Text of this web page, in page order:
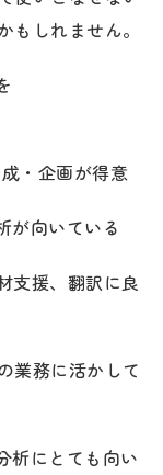
しれません。
・企画が得意
が向いている
支援、翻訳に良
業務に活かして
析にとても向い